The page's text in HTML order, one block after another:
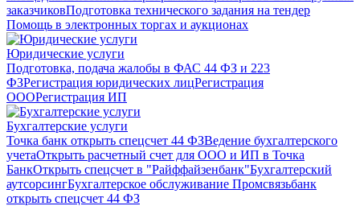
заказчиковПодготовка технического задания на тендер
Помощь в электронных торгах и аукционах
Юридические услуги
Подготовка, подача жалобы в ФАС 44 ФЗ и 223
ФЗРегистрация юридических лицРегистрация
ОООРегистрация ИП
Бухгалтерские услуги
Точка банк открыть спецсчет 44 ФЗВедение бухгалтерского
учетаОткрыть расчетный счет для ООО и ИП в Точка
БанкОткрыть спецсчет в "Райффайзенбанк"Бухгалтерский
аутсорсингБухгалтерское обслуживание Промсвязьбанк
открыть спецсчет 44 ФЗ